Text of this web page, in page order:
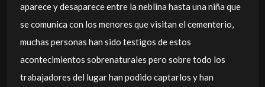
aparece y desaparece entre la neblina hasta una niña que
se comunica con los menores que visitan el cementerio,
muchas personas han sido testigos de estos
acontecimientos sobrenaturales pero sobre todo los
trabajadores del lugar han podido captarlos y han